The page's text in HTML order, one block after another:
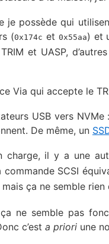
je possède qui
(0x174c et 0x55aa) et
et UASP,
Via qui accepte le
USB vers
De même, un
il y a une
SCSI
mais ça ne semble rien
ne semble pas
c’est a priori une